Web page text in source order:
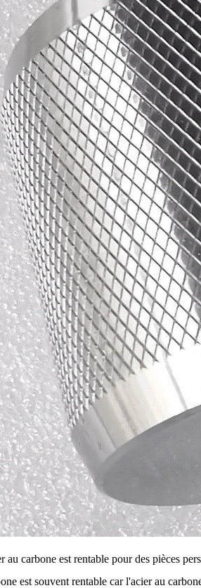
carbone est rentable pour des pièces
est souvent rentable car l'acier au